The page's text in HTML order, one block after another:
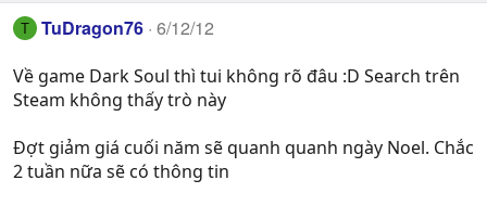
T TuDragon76 6/12/12
Về game Dark Soul thì tui không rõ đâu :D Search trên
Steam không thấy trò này
Đợt giảm giá cuối năm sẽ quanh quanh ngày Noel. Chắc
2 tuần nữa sẽ có thông tin